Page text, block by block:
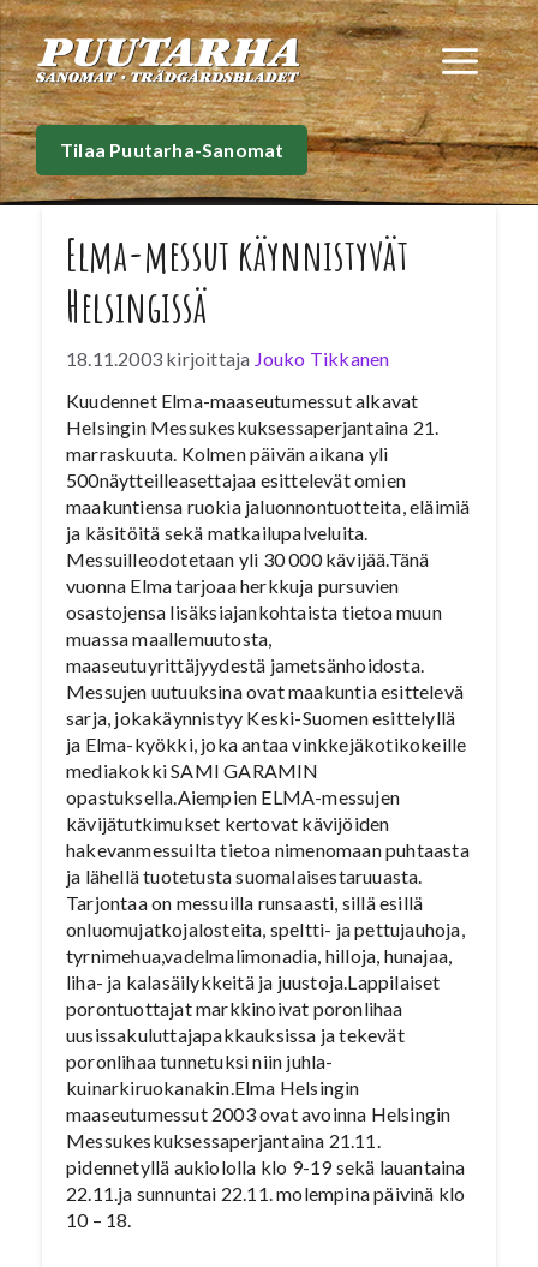
Siirry
sisältöön
Tilaa Puutarha-Sanomat
Elma-messut käynnistyvät
Helsingissä
18.11.2003 kirjoittaja Jouko Tikkanen
Kuudennet Elma-maaseutumessut alkavat
Helsingin Messukeskuksessaperjantaina 21.
marraskuuta. Kolmen päivän aikana yli
500näytteilleasettajaa esittelevät omien
maakuntiensa ruokia jaluonnontuotteita, eläimiä
ja käsitöitä sekä matkailupalveluita.
Messuilleodotetaan yli 30 000 kävijää.Tänä
vuonna Elma tarjoaa herkkuja pursuvien
osastojensa lisäksiajankohtaista tietoa muun
muassa maallemuutosta,
maaseutuyrittäjyydestä jametsänhoidosta.
Messujen uutuuksina ovat maakuntia esittelevä
sarja, jokakäynnistyy Keski-Suomen esittelyllä
ja Elma-kyökki, joka antaa vinkkejäkotikokeille
mediakokki SAMI GARAMIN
opastuksella.Aiempien ELMA-messujen
kävijätutkimukset kertovat kävijöiden
hakevanmessuilta tietoa nimenomaan puhtaasta
ja lähellä tuotetusta suomalaisestaruuasta.
Tarjontaa on messuilla runsaasti, sillä esillä
onluomujatkojalosteita, speltti- ja pettujauhoja,
tyrnimehua,vadelmalimonadia, hilloja, hunajaa,
liha- ja kalasäilykkeitä ja juustoja.Lappilaiset
porontuottajat markkinoivat poronlihaa
uusissakuluttajapakkauksissa ja tekevät
poronlihaa tunnetuksi niin juhla-
kuinarkiruokanakin.Elma Helsingin
maaseutumessut 2003 ovat avoinna Helsingin
Messukeskuksessaperjantaina 21.11.
pidennetyllä aukiololla klo 9-19 sekä lauantaina
22.11.ja sunnuntai 22.11. molempina päivinä klo
10 – 18.